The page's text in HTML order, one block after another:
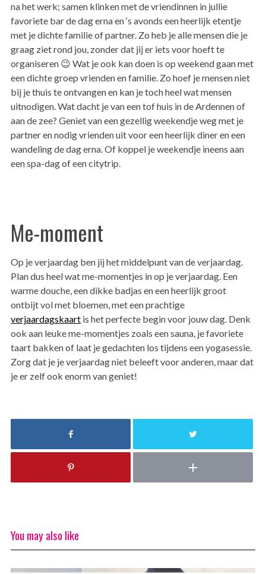
na het werk; samen klinken met de vriendinnen in jullie
favoriete bar de dag erna en ‘s avonds een heerlijk etentje
met je dichte familie of partner. Zo heb je alle mensen die je
graag ziet rond jou, zonder dat jij er iets voor hoeft te
organiseren 😉 Wat je ook kan doen is op weekend gaan met
een dichte groep vrienden en familie. Zo hoef je mensen niet
bij je thuis te ontvangen en kan je toch heel wat mensen
uitnodigen. Wat dacht je van een tof huis in de Ardennen of
aan de zee? Geniet van een gezellig weekendje weg met je
partner en nodig vrienden uit voor een heerlijk diner en een
wandeling de dag erna. Of koppel je weekendje ineens aan
een spa-dag of een citytrip.
Me-moment
Op je verjaardag ben jij het middelpunt van de verjaardag.
Plan dus heel wat me-momentjes in op je verjaardag. Een
warme douche, een dikke badjas en een heerlijk groot
ontbijt vol met bloemen, met een prachtige
verjaardagskaartis het perfecte begin voor jouw dag. Denk
ook aan leuke me-momentjes zoals een sauna, je favoriete
taart bakken of laat je gedachten los tijdens een yogasessie.
Zorg dat je je verjaardag niet beleeft voor anderen, maar dat
je er zelf ook enorm van geniet!
You may also like